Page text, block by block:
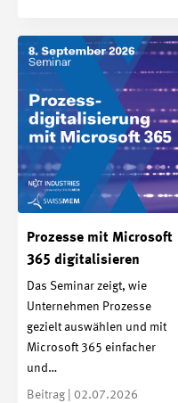
Prozesse mit Microsoft
365 digitalisieren
Das Seminar zeigt, wie
Unternehmen Prozesse
gezielt auswählen und mit
Microsoft 365 einfacher
und…
Beitrag | 02.07.2026